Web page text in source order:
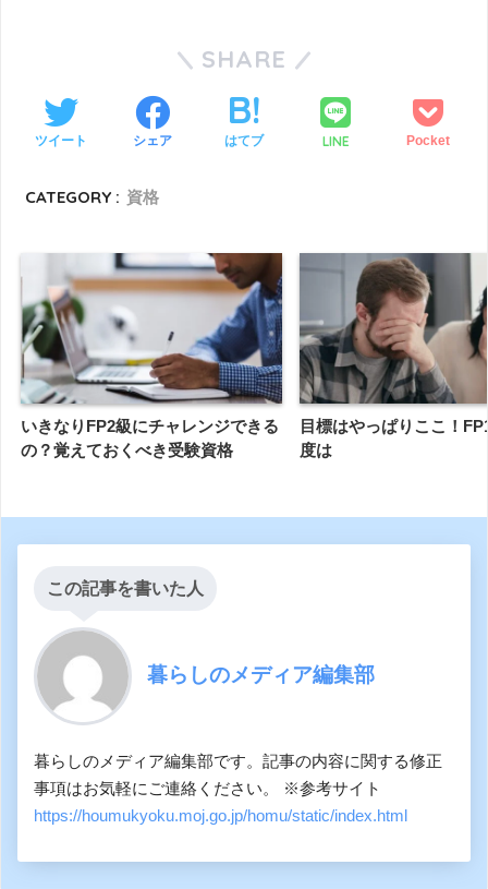
SHARE
ツイート シェア はてブ LINE Pocket
CATEGORY : 資格
いきなりFP2級にチャレンジできる
の？覚えておくべき受験資格
目標はやっぱりここ！
度は
この記事を書いた人
暮らしのメディア編集部
暮らしのメディア編集部です。記事の内容に関する修正
事項はお気軽にご連絡ください。 ※参考サイト
https://houmukyoku.moj.go.jp/homu/static/index.html